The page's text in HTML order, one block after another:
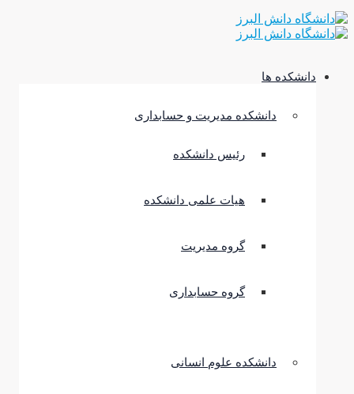
دانشکده ها
دانشکده مدیریت و حسابداری
رئیس دانشکده
هیات علمی دانشکده
گروه مدیریت
گروه حسابداری
دانشکده علوم انسانی